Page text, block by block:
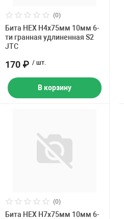
(0)
Бита HEX H4х75мм 10мм 6-
ти гранная удлиненная S2
JTC
170 ₽ / шт.
В корзину
(0)
Бита HEX H7х75мм 10мм 6-